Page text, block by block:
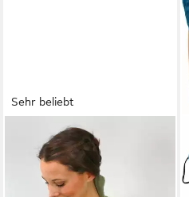
Sehr beliebt
Heizkissen für
Nacken/Schulter mit extra
hohem, beheiztem Nackenteil,